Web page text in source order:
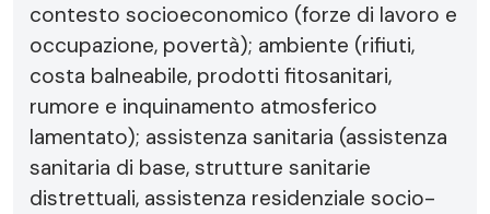
contesto socioeconomico (forze di lavoro e
occupazione, povertà); ambiente (rifiuti,
costa balneabile, prodotti fitosanitari,
rumore e inquinamento atmosferico
lamentato); assistenza sanitaria (assistenza
sanitaria di base, strutture sanitarie
distrettuali, assistenza residenziale socio-